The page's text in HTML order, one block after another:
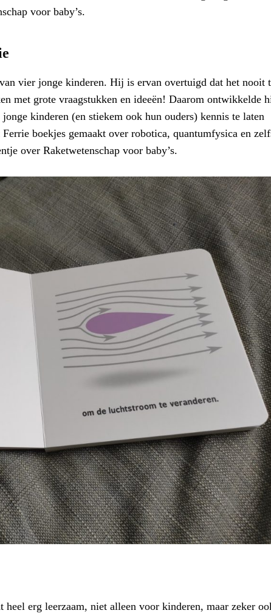
voor baby’s.
vier jonge kinderen. Hij is ervan overtuigd dat het nooit
met grote vraagstukken en ideeën! Daarom ontwikkelde
kinderen (en stiekem ook hun ouders) kennis te laten
boekjes gemaakt over robotica, quantumfysica en
over Raketwetenschap voor baby’s.
heel erg leerzaam, niet alleen voor kinderen, maar zeker